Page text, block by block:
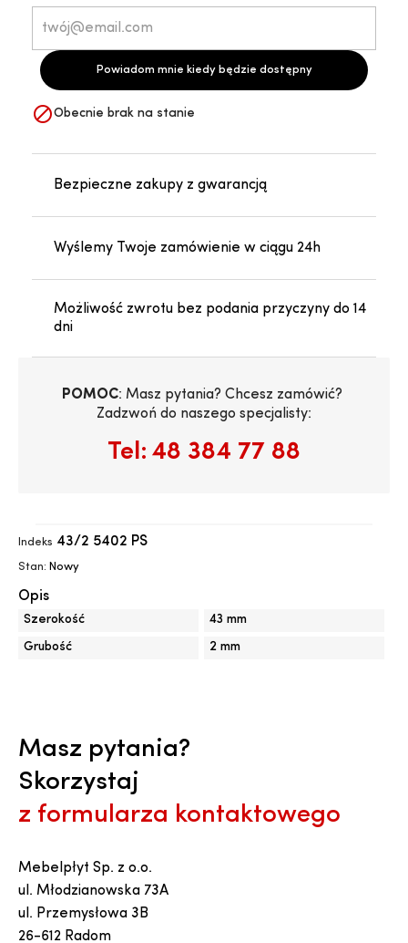
Powiadom mnie kiedy będzie dostępny
Obecnie brak na stanie
Bezpieczne zakupy z gwarancją
Wyślemy Twoje zamówienie w ciągu 24h
Możliwość zwrotu bez podania przyczyny do 14
dni
POMOC: Masz pytania? Chcesz zamówić?
Zadzwoń do naszego specjalisty:
Tel: 48 384 77 88
Indeks 43/2 5402 PS
Stan: Nowy
Opis
Szerokość
43 mm
Grubość
2 mm
Masz pytania?
Skorzystaj
z formularza kontaktowego
Mebelpłyt Sp. z o.o.
ul. Młodzianowska 73A
ul. Przemysłowa 3B
26-612 Radom